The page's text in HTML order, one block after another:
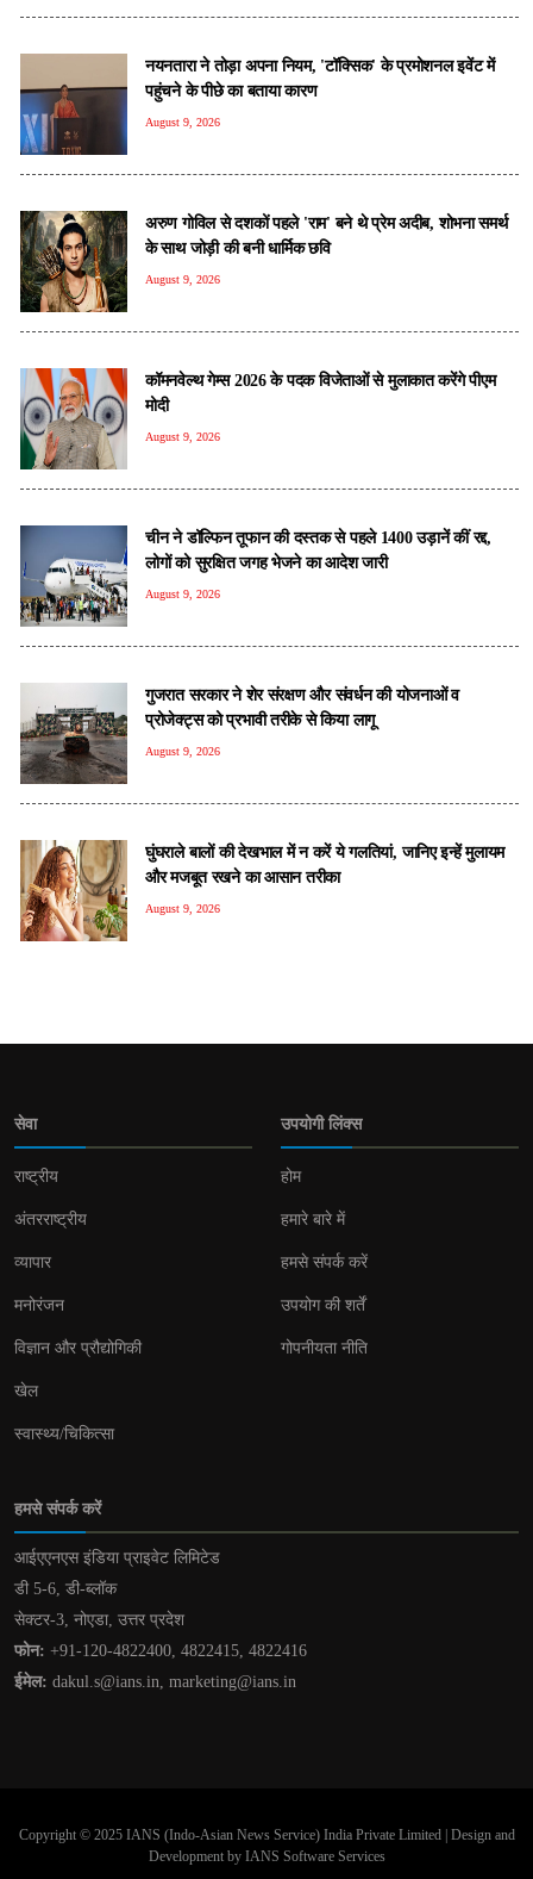
नयनतारा ने तोड़ा अपना नियम, 'टॉक्सिक' के प्रमोशनल इवेंट में
पहुंचने के पीछे का बताया कारण
August 9, 2026
अरुण गोविल से दशकों पहले 'राम' बने थे प्रेम अदीब, शोभना समर्थ
के साथ जोड़ी की बनी धार्मिक छवि
August 9, 2026
कॉमनवेल्थ गेम्स 2026 के पदक विजेताओं से मुलाकात करेंगे पीएम
मोदी
August 9, 2026
चीन ने डॉल्फिन तूफान की दस्तक से पहले 1400 उड़ानें कीं रद्द,
लोगों को सुरक्षित जगह भेजने का आदेश जारी
August 9, 2026
गुजरात सरकार ने शेर संरक्षण और संवर्धन की योजनाओं व
प्रोजेक्ट्स को प्रभावी तरीके से किया लागू
August 9, 2026
घुंघराले बालों की देखभाल में न करें ये गलतियां, जानिए इन्हें मुलायम
और मजबूत रखने का आसान तरीका
August 9, 2026
सेवा
राष्ट्रीय
अंतरराष्ट्रीय
व्यापार
मनोरंजन
विज्ञान और प्रौद्योगिकी
खेल
स्वास्थ्य/चिकित्सा
उपयोगी लिंक्स
होम
हमारे बारे में
हमसे संपर्क करें
उपयोग की शर्तें
गोपनीयता नीति
हमसे संपर्क करें
आईएएनएस इंडिया प्राइवेट लिमिटेड
डी 5-6, डी-ब्लॉक
सेक्टर-3, नोएडा, उत्तर प्रदेश
फोन: +91-120-4822400, 4822415, 4822416
ईमेल: dakul.s@ians.in, marketing@ians.in
Copyright © 2025 IANS (Indo-Asian News Service) India Private Limited | Design and
Development by IANS Software Services